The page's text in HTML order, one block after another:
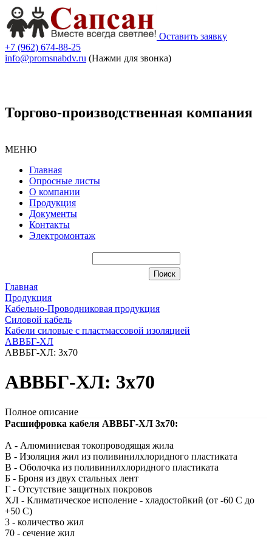
Оставить заявку
+7 (962) 674-88-25
info@promsnabdv.ru (Нажми для звонка)
Торгово-производственная компания
МЕНЮ
Главная
Опросные листы
О компании
Продукция
Документы
Контакты
Электромонтаж
Главная
Продукция
Кабельно-Проводниковая продукция
Силовой кабель
Кабели силовые с пластмассовой изоляцией
АВВБГ-ХЛ
АВВБГ-ХЛ: 3х70
АВВБГ-ХЛ: 3х70
Полное описание
Расшифровка кабеля АВВБГ-ХЛ 3х70:
А - Алюминиевая токопроводящая жила
В - Изоляция жил из поливинилхлоридного пластиката
В - Оболочка из поливинилхлоридного пластиката
Б - Броня из двух стальных лент
Г - Отсутствие защитных покровов
ХЛ - Климатическое исполение - хладостойкий (от -60 С до
+50 С)
3 - количество жил
70 - сечение жил